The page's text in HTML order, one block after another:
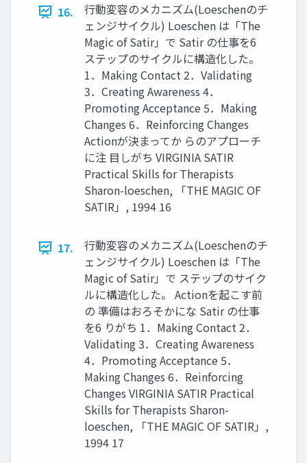
16.
行動変容のメカニズム(Loeschenのチ
ェンジサイクル) Loeschen は「The
Magic of Satir」で Satir の仕事を6
ステップのサイクルに構造化した。
1．Making Contact 2．Validating
3．Creating Awareness 4．
Promoting Acceptance 5．Making
Changes 6．Reinforcing Changes
Actionが決まってか らのアプローチ
に注 目しがち VIRGINIA SATIR
Practical Skills for Therapists
Sharon-loeschen, 「THE MAGIC OF
SATIR」, 1994 16
17.
行動変容のメカニズム(Loeschenのチ
ェンジサイクル) Loeschen は「The
Magic of Satir」で ステップのサイク
ルに構造化した。 Actionを起こす前
の 準備はおろそかにな Satir の仕事
を6 りがち 1．Making Contact 2．
Validating 3．Creating Awareness
4．Promoting Acceptance 5．
Making Changes 6．Reinforcing
Changes VIRGINIA SATIR Practical
Skills for Therapists Sharon-
loeschen, 「THE MAGIC OF SATIR」,
1994 17